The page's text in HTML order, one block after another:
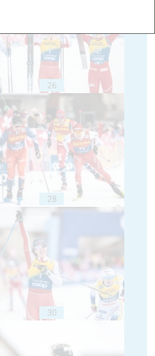
26
28
30